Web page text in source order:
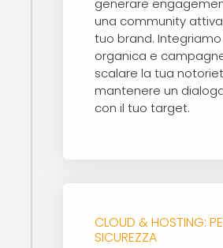
generare
una community
tuo brand.
organica e
scalare la tua
mantenere un
con il tuo target.
CLOUD & HOSTING:
SICUREZZA